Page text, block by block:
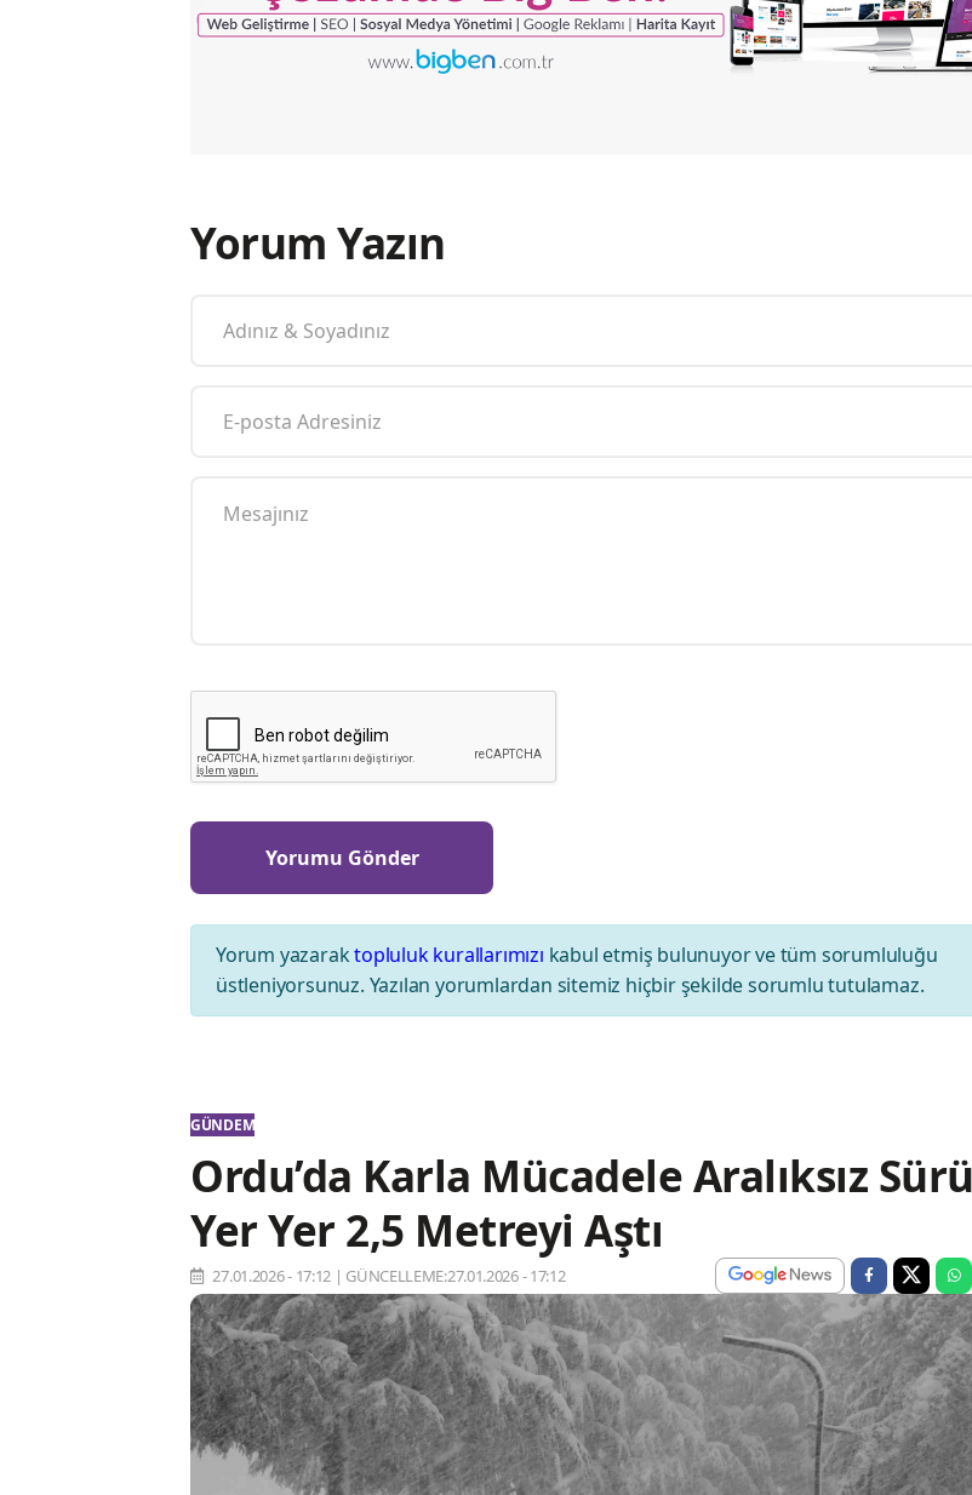
Yorum Yazın
Yorum yazaraktopluluk kurallarımızı kabul etmiş bulunuyor ve tüm sorumluluğu
üstleniyorsunuz. Yazılan yorumlardan sitemiz hiçbir şekilde sorumlu tutulamaz.
GÜNDEM
Ordu’da Karla Mücadele Aralıksız
Yer Yer 2,5 Metreyi Aştı
27.01.2026 - 17:12 | GÜNCELLEME:27.01.2026 - 17:12